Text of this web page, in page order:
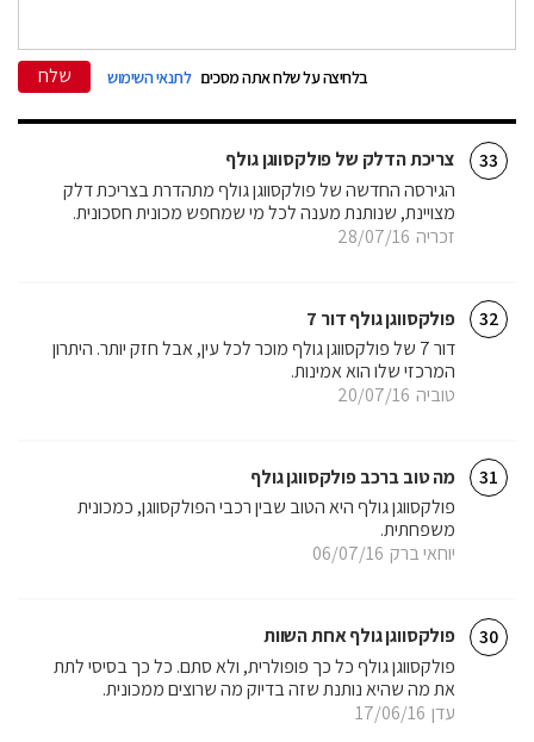
בלחיצה על שלח אתה מסכים לתנאי השימוש שלח
33 צריכת הדלק של פולקסווגן גולף
זכריה 28/07/16
הגירסה החדשה של פולקסווגן גולף מתהדרת בצריכת דלק
מצויינת, שנותנת מענה לכל מי שמחפש מכונית חסכונית.
32 פולקסווגן גולף דור 7
טוביה 20/07/16
דור 7 של פולקסווגן גולף מוכר לכל עין, אבל חזק יותר. היתרון
המרכזי שלו הוא אמינות.
31 מה טוב ברכב פולקסווגן גולף
יוחאי ברק 06/07/16
פולקסווגן גולף היא הטוב שבין רכבי הפולקסווגן, כמכונית
משפחתית.
30 פולקסווגן גולף אחת השוות
עדן 17/06/16
פולקסווגן גולף כל כך פופולרית, ולא סתם. כל כך בסיסי לתת
את מה שהיא נותנת שזה בדיוק מה שרוצים ממכונית.